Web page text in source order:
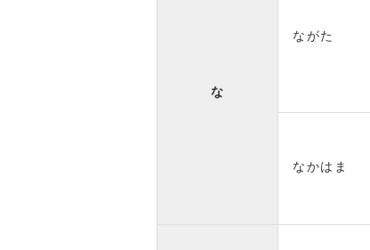
な
ながた
なかはま